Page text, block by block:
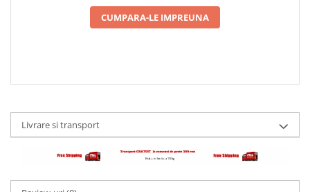
CUMPARA-LE IMPREUNA
Livrare si transport